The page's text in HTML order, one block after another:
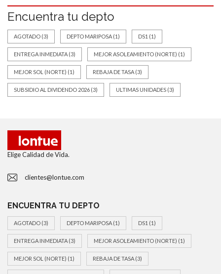
Encuentra tu depto
AGOTADO (3) DEPTO MARIPOSA (1) DS1 (1)
ENTREGA INMEDIATA (3) MEJOR ASOLEAMIENTO (NORTE) (1)
MEJOR SOL (NORTE) (1) REBAJA DE TASA (3)
SUBSIDIO AL DIVIDENDO 2026 (3) ULTIMAS UNIDADES (3)
Elige Calidad de Vida.
clientes@lontue.com
ENCUENTRA TU DEPTO
AGOTADO (3) DEPTO MARIPOSA (1) DS1 (1)
ENTREGA INMEDIATA (3) MEJOR ASOLEAMIENTO (NORTE) (1)
MEJOR SOL (NORTE) (1) REBAJA DE TASA (3)